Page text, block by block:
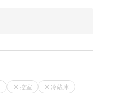
控室
冷蔵庫